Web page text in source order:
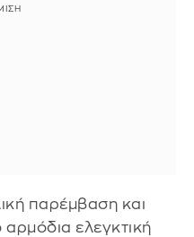
παρέμβαση και
ελεγκτική